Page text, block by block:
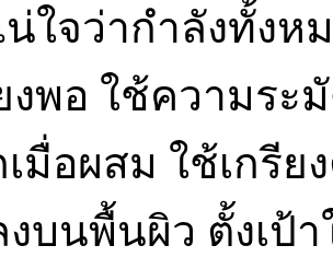
ใจว่ากำลังทั้ง
งพอ ใช้ความระ
มื่อผสม ใช้เกรี
บนพื้นผิว ตั้งเป้